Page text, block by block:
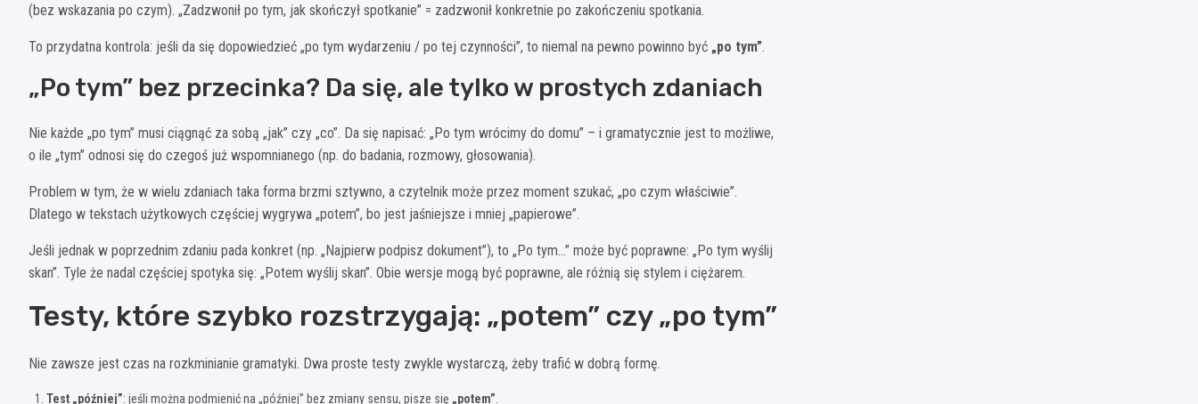
(bez wskazania po czym). „Zadzwonił po tym, jak skończył spotkanie” = zadzwonił konkretnie po zakończeniu spotkania.
To przydatna kontrola: jeśli da się dopowiedzieć „po tym wydarzeniu / po tej czynności”, to niemal na pewno powinno być „po tym”.
„Po tym” bez przecinka? Da się, ale tylko w prostych zdaniach
Nie każde „po tym” musi ciągnąć za sobą „jak” czy „co”. Da się napisać: „Po tym wrócimy do domu” – i gramatycznie jest to możliwe,
o ile „tym” odnosi się do czegoś już wspomnianego (np. do badania, rozmowy, głosowania).
Problem w tym, że w wielu zdaniach taka forma brzmi sztywno, a czytelnik może przez moment szukać, „po czym właściwie”.
Dlatego w tekstach użytkowych częściej wygrywa „potem”, bo jest jaśniejsze i mniej „papierowe”.
Jeśli jednak w poprzednim zdaniu pada konkret (np. „Najpierw podpisz dokument”), to „Po tym…” może być poprawne: „Po tym wyślij
skan”. Tyle że nadal częściej spotyka się: „Potem wyślij skan”. Obie wersje mogą być poprawne, ale różnią się stylem i ciężarem.
Testy, które szybko rozstrzygają: „potem” czy „po tym”
Nie zawsze jest czas na rozkminianie gramatyki. Dwa proste testy zwykle wystarczą, żeby trafić w dobrą formę.
Test „później”: jeśli można podmienić na „później” bez zmiany sensu, pisze się „potem”